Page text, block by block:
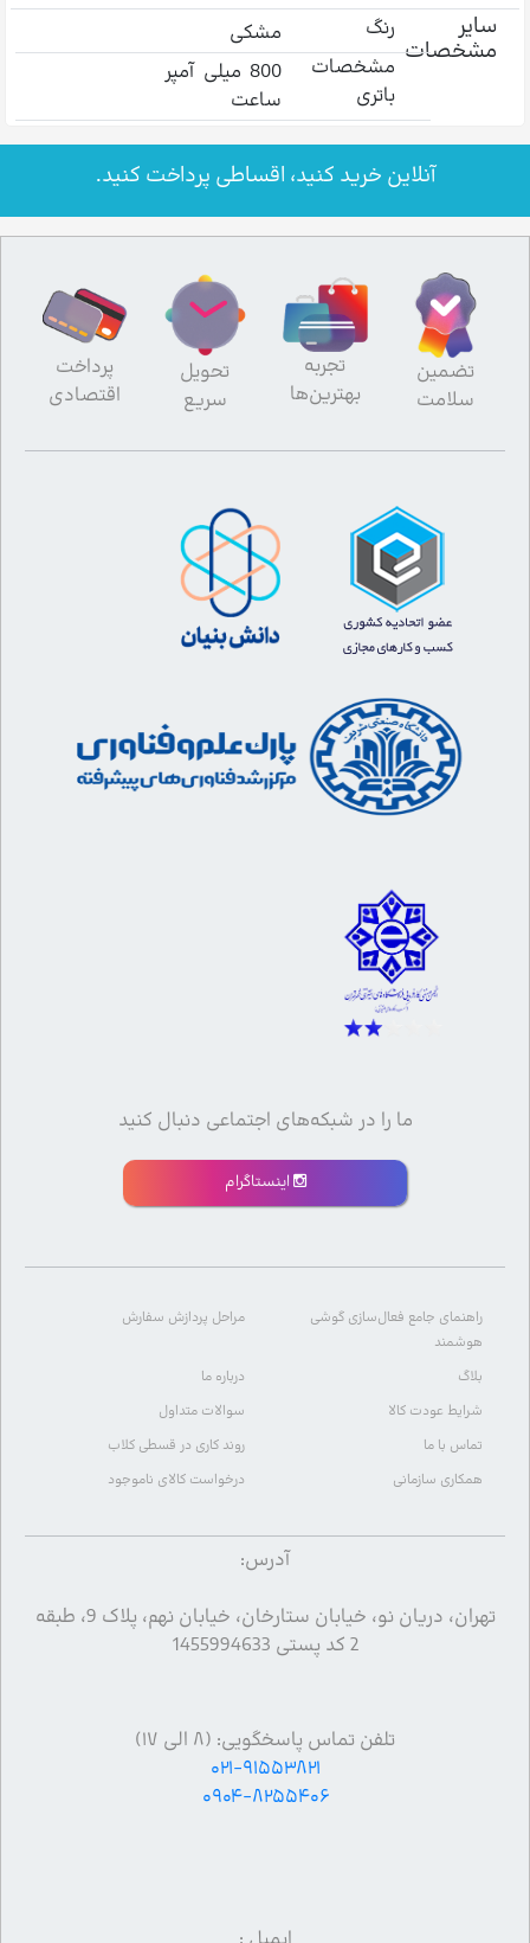
سایر
مشخصات
رنگ
مشکی
مشخصات
باتری
800 میلی‌ آمپر
ساعت
آنلاین خرید کنید، اقساطی پرداخت کنید.
تضمین
سلامت
تجربه
بهترین‌ها
تحویل
سریع
پرداخت
اقتصادی
ما را در شبکه‌های اجتماعی دنبال کنید
اینستاگرام
راهنمای جامع فعال‌سازی گوشی
هوشمند
مراحل پردازش سفارش
بلاگ
درباره ما
شرایط عودت کالا
سوالات متداول
تماس با ما
روند کاری در قسطی کلاب
همکاری سازمانی
درخواست کالای ناموجود
آدرس:
تهران، دریان نو، خیابان ستارخان، خیابان نهم، پلاک 9، طبقه
2 کد پستی 1455994633
تلفن تماس پاسخگویی: (۸ الی ۱۷)
۰۲۱-۹۱۵۵۳۸۲۱
۰۹۰۴-۸۲۵۵۴۰۶